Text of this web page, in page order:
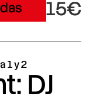
15€
1 y 2
DJ